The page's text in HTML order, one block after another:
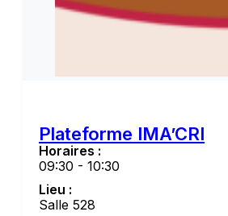
Plateforme IMA’CRI
Horaires :
09:30 - 10:30
Lieu :
Salle 528